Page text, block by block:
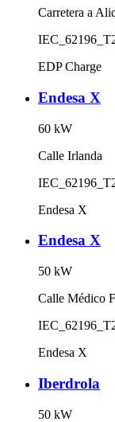
Carretera a
EDP Charge
Endesa X
60 kW
Calle Irlanda
Endesa X
Endesa X
50 kW
Calle Médico
Endesa X
Iberdrola
50 kW